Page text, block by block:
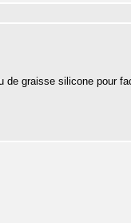
graisse silicone pour